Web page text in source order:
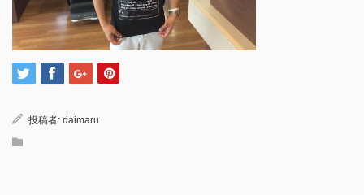
投稿者: daimaru